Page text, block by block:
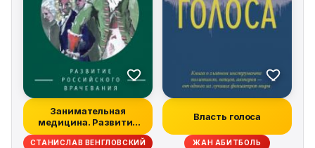
Занимательная
медицина. Развитие
российского враче...
СТАНИСЛАВ ВЕНГЛОВСКИЙ
Власть голоса
ЖАН АБИТБОЛЬ